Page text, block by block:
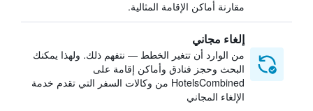
مقارنة أماكن الإقامة المثالية.
إلغاء مجاني
من الوارد أن تتغير الخطط — نتفهم ذلك. ولهذا يمكنك
البحث وحجز فنادق وأماكن إقامة على
HotelsCombined من وكالات السفر التي تقدم خدمة
الإلغاء المجاني